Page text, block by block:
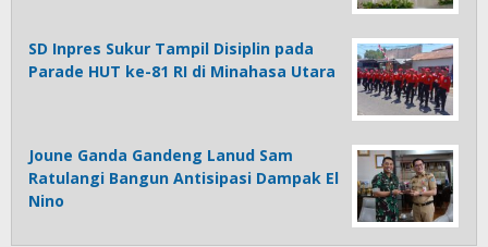
SD Inpres Sukur Tampil Disiplin pada
Parade HUT ke-81 RI di Minahasa Utara
Joune Ganda Gandeng Lanud Sam
Ratulangi Bangun Antisipasi Dampak El
Nino